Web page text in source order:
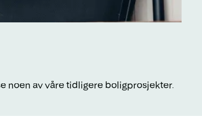
noen av våre tidligere boligprosjekter.